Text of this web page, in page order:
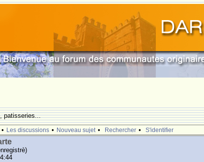
patisseries...
• Les discussions • Nouveau sujet • Rechercher • S'identifier